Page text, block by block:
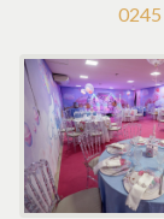
0245